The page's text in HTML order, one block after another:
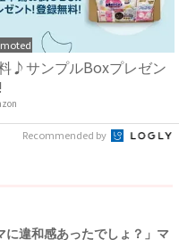
♪サンプルBoxプレゼン
Recommended by
に違和感あったでしょ？」マ